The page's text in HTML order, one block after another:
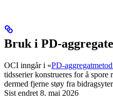
Bruk i PD-
OCI inngår i «PD-
tidsserier konstrueres for å
dermed fjerne støy fra
Sist endret 8. mai 2026